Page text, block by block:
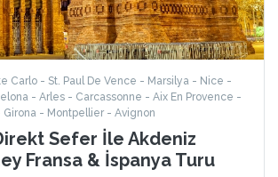
Carlo - St. Paul De Vence - Marsilya - Nice -
- Arles - Carcassonne - Aix En Provence -
Girona - Montpellier - Avignon
Sefer İle Akdeniz
Fransa & İspanya Turu